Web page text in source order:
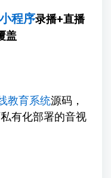
程序录播+直播
盖
教育系统源码，
有化部署的音视